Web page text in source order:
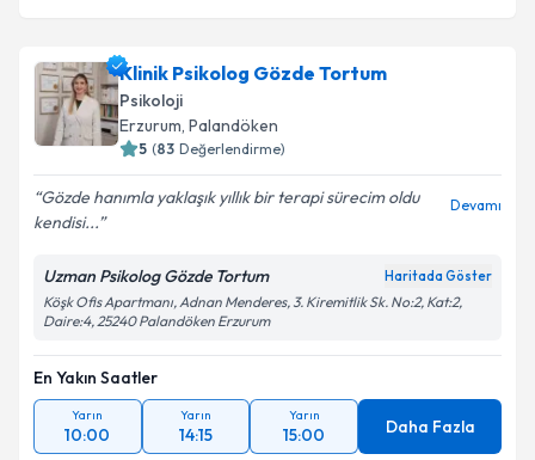
Klinik Psikolog Gözde Tortum
Psikoloji
Erzurum,Palandöken
( Değerlendirme)
Gözde hanımla yaklaşık yıllık bir terapi sürecim oldu
kendisi...
Uzman Psikolog Gözde Tortum
Köşk Ofis Apartmanı, Adnan Menderes, 3. Kiremitlik Sk. No:2, Kat:2,
Daire:4, 25240 Palandöken Erzurum
En Yakın Saatler
Yarın
10:00
Yarın
14:15
Yarın
15:00 Daha Fazla